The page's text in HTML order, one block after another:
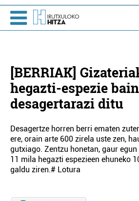
[BERRIAK]
hegazti-espezie
desagertarazi ditu
Desagertze horren berri ematen
ere, orain arte 600 zirela uste zen,
gutxiago. Zentzu honetan, gaur
11 mila hegazti espezieen ehuneko
galdu ziren.# Lotura